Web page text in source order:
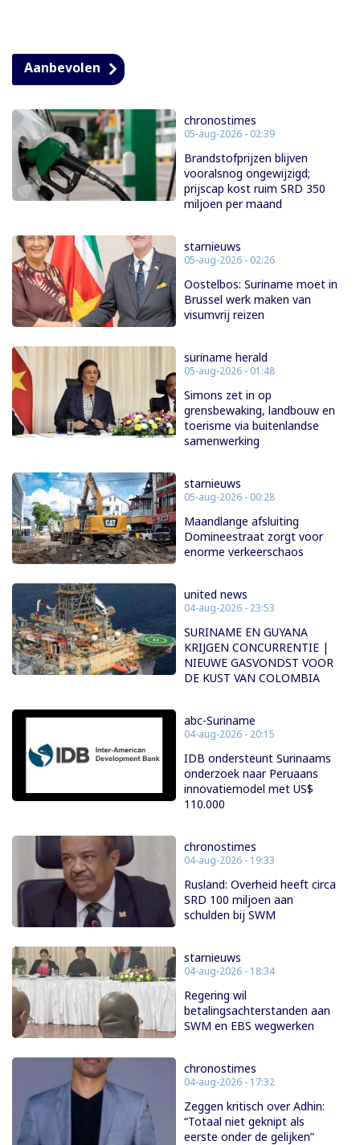
Aanbevolen
chronostimes
05-aug-2026 - 02:39
Brandstofprijzen blijven
vooralsnog ongewijzigd;
prijscap kost ruim SRD 350
miljoen per maand
starnieuws
05-aug-2026 - 02:26
Oostelbos: Suriname moet in
Brussel werk maken van
visumvrij reizen
suriname herald
05-aug-2026 - 01:48
Simons zet in op
grensbewaking, landbouw en
toerisme via buitenlandse
samenwerking
starnieuws
05-aug-2026 - 00:28
Maandlange afsluiting
Domineestraat zorgt voor
enorme verkeerschaos
united news
04-aug-2026 - 23:53
SURINAME EN GUYANA
KRIJGEN CONCURRENTIE |
NIEUWE GASVONDST VOOR
DE KUST VAN COLOMBIA
abc-Suriname
04-aug-2026 - 20:15
IDB ondersteunt Surinaams
onderzoek naar Peruaans
innovatiemodel met US$
110.000
chronostimes
04-aug-2026 - 19:33
Rusland: Overheid heeft circa
SRD 100 miljoen aan
schulden bij SWM
starnieuws
04-aug-2026 - 18:34
Regering wil
betalingsachterstanden aan
SWM en EBS wegwerken
chronostimes
04-aug-2026 - 17:32
Zeggen kritisch over Adhin:
“Totaal niet geknipt als
eerste onder de gelijken”